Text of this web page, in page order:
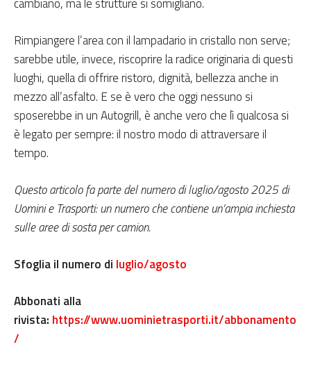
Rimpiangere l’area con il lampadario in cristallo non serve;
sarebbe utile, invece, riscoprire la radice originaria di questi
luoghi, quella di offrire ristoro, dignità, bellezza anche in
mezzo all’asfalto. E se è vero che oggi nessuno si
sposerebbe in un Autogrill, è anche vero che lì qualcosa si
è legato per sempre: il nostro modo di attraversare il
tempo.
Questo articolo fa parte del numero di luglio/agosto 2025 di
Uomini e Trasporti: un numero che contiene un’ampia inchiesta
sulle aree di sosta per camion.
Sfoglia il numero di luglio/agosto
Abbonati alla
rivista: https://www.uominietrasporti.it/abbonamento
/